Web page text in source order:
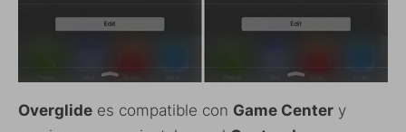
Overglide es compatible con Game Center y